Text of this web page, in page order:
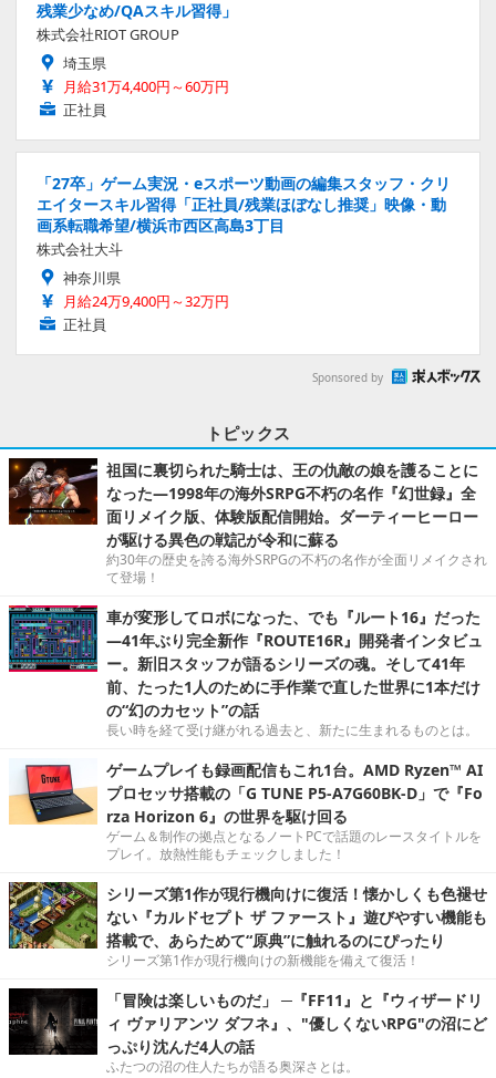
残業少なめ/QAスキル習得」
株式会社RIOT GROUP
埼玉県
月給31万4,400円～60万円
正社員
「27卒」ゲーム実況・eスポーツ動画の編集スタッフ・クリ
エイタースキル習得「正社員/残業ほぼなし推奨」映像・動
画系転職希望/横浜市西区高島3丁目
株式会社大斗
神奈川県
月給24万9,400円～32万円
正社員
Sponsored by
トピックス
祖国に裏切られた騎士は、王の仇敵の娘を護ることに
なった―1998年の海外SRPG不朽の名作『幻世録』全
面リメイク版、体験版配信開始。ダーティーヒーロー
が駆ける異色の戦記が令和に蘇る
約30年の歴史を誇る海外SRPGの不朽の名作が全面リメイクされ
て登場！
車が変形してロボになった、でも『ルート16』だった
―41年ぶり完全新作『ROUTE16R』開発者インタビュ
ー。新旧スタッフが語るシリーズの魂。そして41年
前、たった1人のために手作業で直した世界に1本だけ
の“幻のカセット”の話
長い時を経て受け継がれる過去と、新たに生まれるものとは。
ゲームプレイも録画配信もこれ1台。AMD Ryzen™ AI
プロセッサ搭載の「G TUNE P5-A7G60BK-D」で『Fo
rza Horizon 6』の世界を駆け回る
ゲーム＆制作の拠点となるノートPCで話題のレースタイトルを
プレイ。放熱性能もチェックしました！
シリーズ第1作が現行機向けに復活！懐かしくも色褪せ
ない『カルドセプト ザ ファースト』遊びやすい機能も
搭載で、あらためて“原典”に触れるのにぴったり
シリーズ第1作が現行機向けの新機能を備えて復活！
「冒険は楽しいものだ」 ─『FF11』と『ウィザードリ
ィ ヴァリアンツ ダフネ』、"優しくないRPG"の沼にど
っぷり沈んだ4人の話
ふたつの沼の住人たちが語る奥深さとは。